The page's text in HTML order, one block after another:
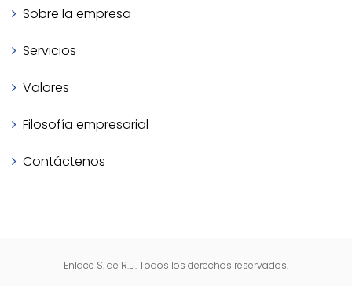
Sobre la empresa
Servicios
Valores
Filosofía empresarial
Contáctenos
Enlace S. de R.L . Todos los derechos reservados.